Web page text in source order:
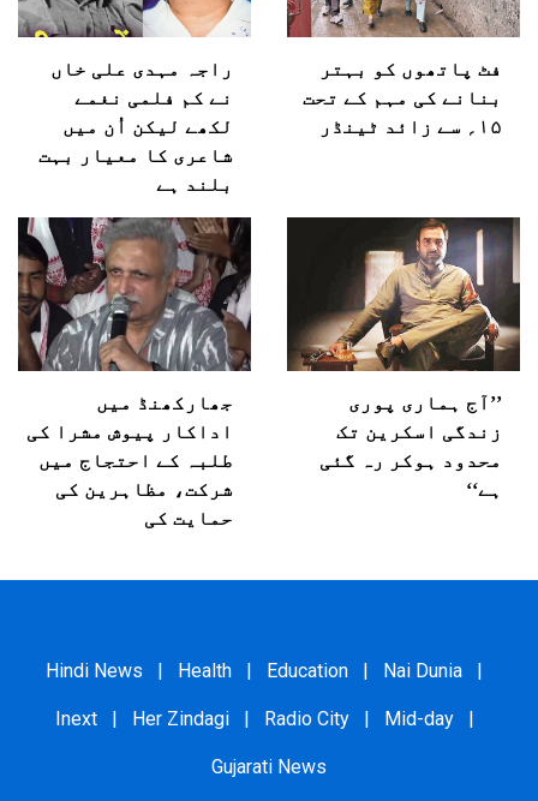
فٹ پاتھوں کو بہتر
بنانے کی مہم کے تحت
۱۵؍ سے زائد ٹینڈر
راجہ مہدی علی خاں
نے کم فلمی نغمے
لکھے لیکن اُن میں
شاعری کا معیار بہت
بلند ہے
’’آج ہماری پوری
زندگی اسکرین تک
محدود ہوکر رہ گئی
ہے‘‘
جھارکھنڈ میں
اداکار پیوش مشرا کی
طلبہ کے احتجاج میں
شرکت، مظاہرین کی
حمایت کی
Hindi News | Health | Education | Nai Dunia |
Inext | Her Zindagi | Radio City | Mid-day |
Gujarati News